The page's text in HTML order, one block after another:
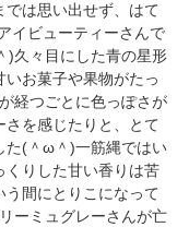
は思い出せず、はて
イビューティーさんで
)久々目にした青の星形
お菓子や果物がたっ
経つごとに色っぽさが
さを感じたりと、とて
た(＾ω＾)一筋縄ではい
くりした甘い香りは苦
間にとりこになって
ーミュグレーさんが亡